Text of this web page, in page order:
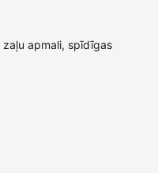
apmali, spīdīgas